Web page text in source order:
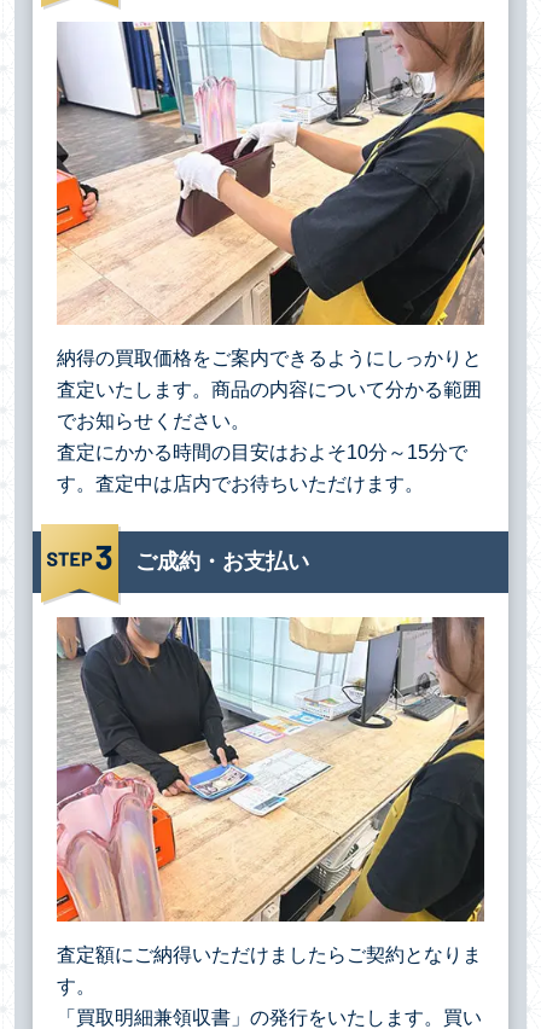
納得の買取価格をご案内できるようにしっかりと
査定いたします。商品の内容について分かる範囲
でお知らせください。
査定にかかる時間の目安はおよそ10分～15分で
す。査定中は店内でお待ちいただけます。
ご成約・お支払い
査定額にご納得いただけましたらご契約となりま
す。
「買取明細兼領収書」の発行をいたします。買い